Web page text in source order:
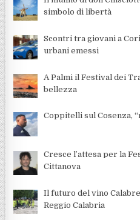
simbolo di libertà
Scontri tra giovani a
urbani emessi
A Palmi il Festival dei
bellezza
Coppitelli sul Cosenza,
Cresce l’attesa per la
Cittanova
Il futuro del vino
Reggio Calabria